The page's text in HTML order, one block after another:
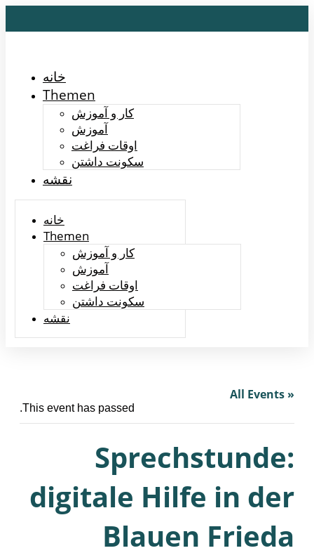
خانه
Themen
کار و آموزش
آموزش
اوقات فراغت
سکونت داشتن
نقشه
خانه
Themen
کار و آموزش
آموزش
اوقات فراغت
سکونت داشتن
نقشه
« All Events
This event has passed.
Sprechstunde:
digitale Hilfe in der
Blauen Frieda